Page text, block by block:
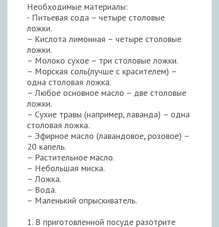
Необходимые материалы:
- Питьевая сода – четыре столовые
ложки.
– Кислота лимонная – четыре столовые
ложки.
– Молоко сухое – три столовые ложки.
– Морская соль(лучше с красителем) –
одна столовая ложка.
– Любое основное масло – две столовые
ложки.
– Сухие травы (например, лаванда) – одна
столовая ложка.
– Эфирное масло (лавандовое, розовое) –
20 капель.
– Растительное масло.
– Небольшая миска.
– Ложка.
– Вода.
– Маленький опрыскиватель.
1. В приготовленной посуде разотрите